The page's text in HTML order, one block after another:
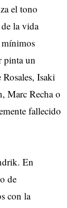
el tono
la vida
mínimos
pinta un
Isaki
Marc Recha o
fallecido
En
de
con la